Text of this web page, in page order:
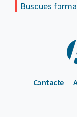
Busques
Contacte